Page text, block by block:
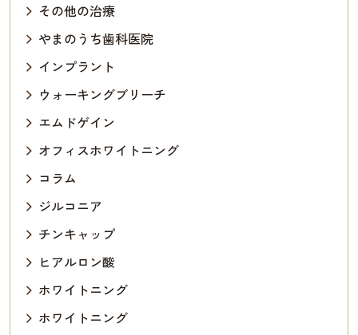
その他の治療
やまのうち歯科医院
インプラント
ウォーキングブリーチ
エムドゲイン
オフィスホワイトニング
コラム
ジルコニア
チンキャップ
ヒアルロン酸
ホワイトニング
ホワイトニング